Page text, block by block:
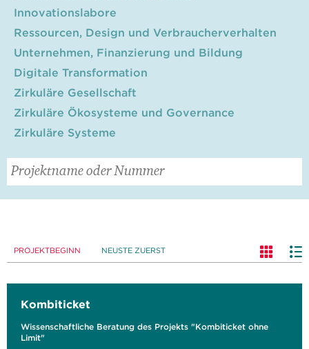
Innovationslabore
Ressourcen, Design und Verbraucherverhalten
Unternehmen, Finanzierung und Bildung
Digitale Transformation
Zirkuläre Gesellschaft
Zirkuläre Ökosysteme und Governance
Zirkuläre Systeme
PROJEKTBEGINN NEUSTE ZUERST
Kombiticket
Wissenschaftliche Beratung des Projekts "Kombiticket ohne
Limit"